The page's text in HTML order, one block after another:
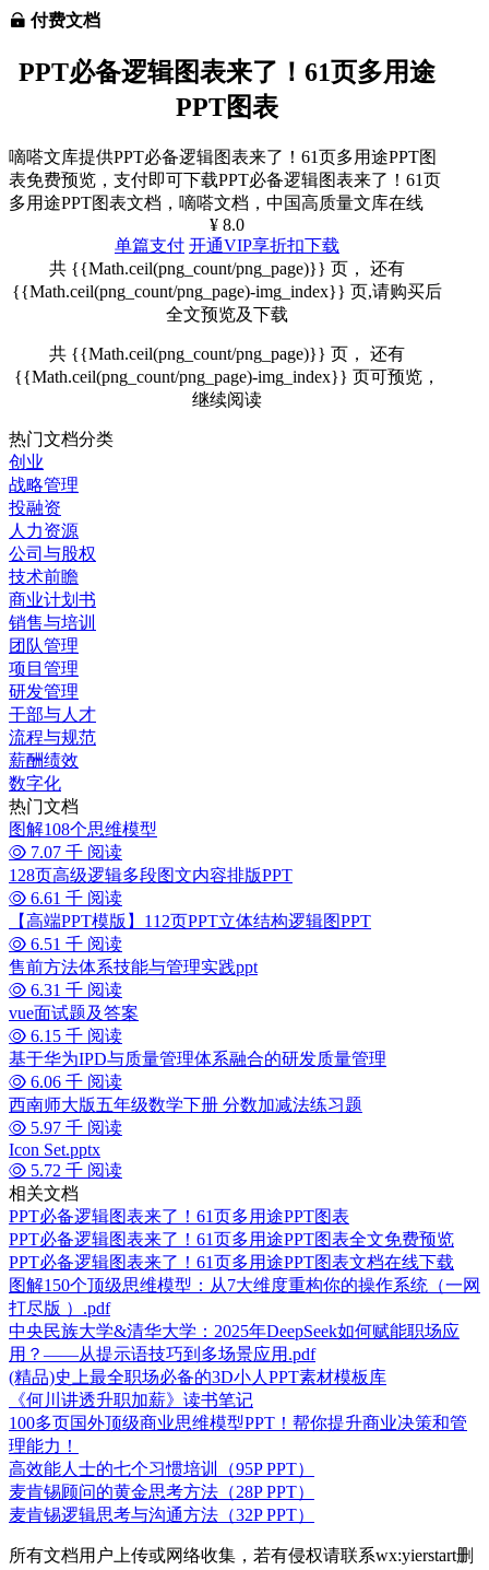
付费文档
PPT必备逻辑图表来了！61页多用途
PPT图表
嘀嗒文库提供PPT必备逻辑图表来了！61页多用途PPT图
表免费预览，支付即可下载PPT必备逻辑图表来了！61页
多用途PPT图表文档，嘀嗒文档，中国高质量文库在线
¥ 8.0
单篇支付 开通VIP享折扣下载
共 {{Math.ceil(png_count/png_page)}} 页， 还有
{{Math.ceil(png_count/png_page)-img_index}} 页,请购买后
全文预览及下载
共 {{Math.ceil(png_count/png_page)}} 页， 还有
{{Math.ceil(png_count/png_page)-img_index}} 页可预览，
继续阅读
热门文档分类
创业
战略管理
投融资
人力资源
公司与股权
技术前瞻
商业计划书
销售与培训
团队管理
项目管理
研发管理
干部与人才
流程与规范
薪酬绩效
数字化
热门文档
图解108个思维模型
7.07 千 阅读
128页高级逻辑多段图文内容排版PPT
6.61 千 阅读
【高端PPT模版】112页PPT立体结构逻辑图PPT
6.51 千 阅读
售前方法体系技能与管理实践ppt
6.31 千 阅读
vue面试题及答案
6.15 千 阅读
基于华为IPD与质量管理体系融合的研发质量管理
6.06 千 阅读
西南师大版五年级数学下册 分数加减法练习题
5.97 千 阅读
Icon Set.pptx
5.72 千 阅读
相关文档
PPT必备逻辑图表来了！61页多用途PPT图表
PPT必备逻辑图表来了！61页多用途PPT图表全文免费预览
PPT必备逻辑图表来了！61页多用途PPT图表文档在线下载
图解150个顶级思维模型：从7大维度重构你的操作系统（一网
打尽版 ）.pdf
中央民族大学&清华大学：2025年DeepSeek如何赋能职场应
用？——从提示语技巧到多场景应用.pdf
(精品)史上最全职场必备的3D小人PPT素材模板库
《何川讲透升职加薪》读书笔记
100多页国外顶级商业思维模型PPT！帮你提升商业决策和管
理能力！
高效能人士的七个习惯培训（95P PPT）
麦肯锡顾问的黄金思考方法（28P PPT）
麦肯锡逻辑思考与沟通方法（32P PPT）
所有文档用户上传或网络收集，若有侵权请联系wx:yierstart删